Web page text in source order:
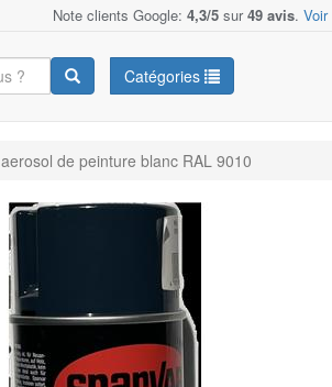
Note clients Google: 4,3/5 sur49 avis.
Catégories
aerosol de peinture blanc RAL 9010